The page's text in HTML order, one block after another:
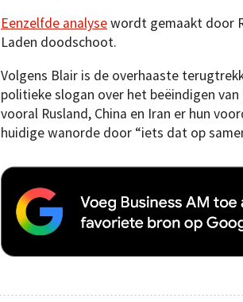
Eenzelfde analysewordt gemaakt door
Laden doodschoot.
Volgens Blair is de overhaaste
politieke slogan over het beëindigen
vooral Rusland, China en Iran er hun
huidige wanorde door “iets dat op